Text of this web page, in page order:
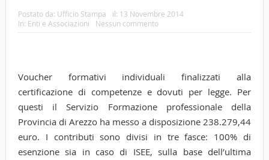
Postato da: Ufficio Stampa il: 13 Novembre 2014
In: Enti e Associazioni Nessun commento
Voucher formativi individuali finalizzati alla
certificazione di competenze e dovuti per legge. Per
questi il Servizio Formazione professionale della
Provincia di Arezzo ha messo a disposizione 238.279,44
euro. I contributi sono divisi in tre fasce: 100% di
esenzione sia in caso di ISEE, sulla base dell’ultima